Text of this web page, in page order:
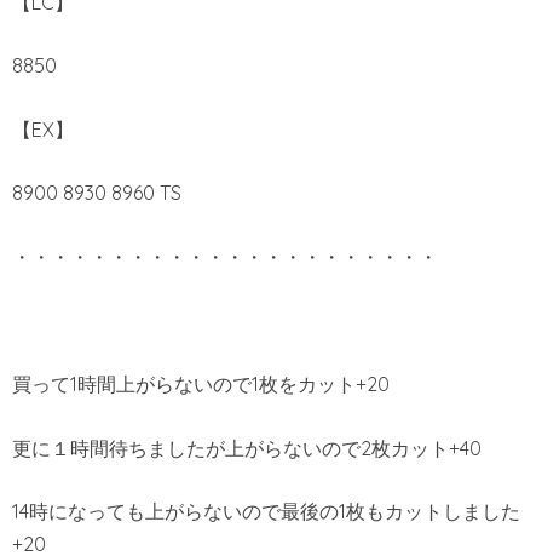
8850
【EX】
8900 8930 8960 TS
・・・・・・・・・・・・・・・・・・・・・・
買って1時間上がらないので1枚をカット+20
更に１時間待ちましたが上がらないので2枚カット+40
14時になっても上がらないので最後の1枚もカットしました
+20